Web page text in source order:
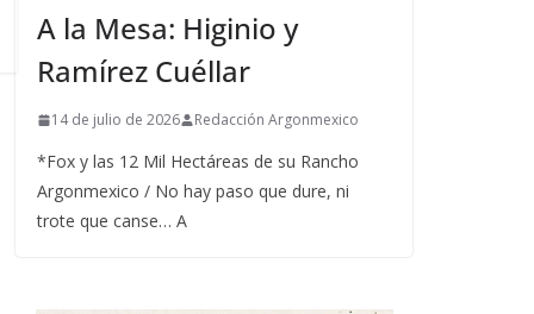
A la Mesa: Higinio y
Ramírez Cuéllar
14 de julio de 2026 Redacción Argonmexico
*Fox y las 12 Mil Hectáreas de su Rancho
Argonmexico / No hay paso que dure, ni
trote que canse… A